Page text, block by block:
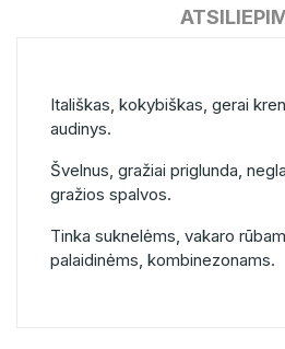
Itališkas, kokybiškas, gerai
audinys.
Švelnus, gražiai priglunda,
gražios spalvos.
Tinka suknelėms, vakaro
palaidinėms, kombinezonams.